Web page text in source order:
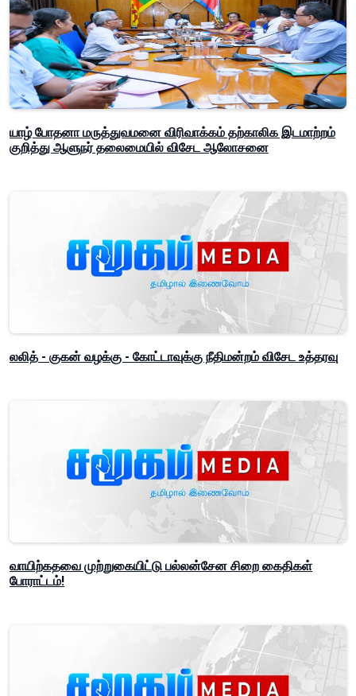
யாழ் போதனா மருத்துவமனை விரிவாக்கம் தற்காலிக இடமாற்றம்
குறித்து ஆளுநர் தலைமையில் விசேட ஆலோசனை
லலித் - குகன் வழக்கு - கோட்டாவுக்கு நீதிமன்றம் விசேட உத்தரவு
வாயிற்கதவை முற்றுகையிட்டு பல்லன்சேன சிறை கைதிகள்
போராட்டம்!